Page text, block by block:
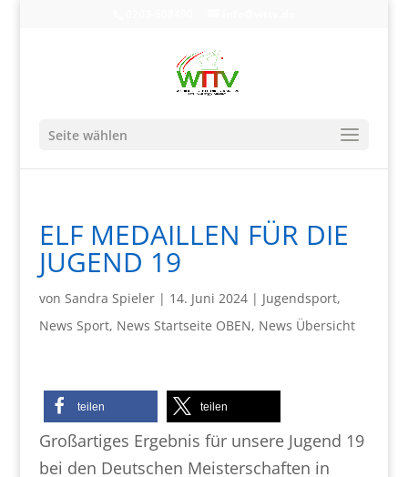
Seite wählen
ELF MEDAILLEN FÜR DIE
JUGEND 19
von Sandra Spieler| 14. Juni 2024| Jugendsport,
News Sport, News Startseite OBEN, News Übersicht
teilen teilen
Großartiges Ergebnis für unsere Jugend 19
bei den Deutschen Meisterschaften in